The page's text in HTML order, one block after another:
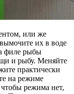
или же
их в воде
филе рыбы
и рыбу. Меняйте
практически
на режиме
режима нет,